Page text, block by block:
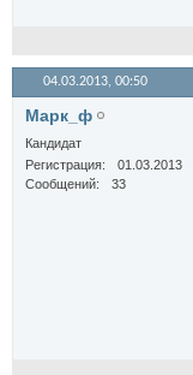
04.03.2013, 00:50
Марк_ф
Кандидат
Регистрация
01.03.2013
Сообщений
33